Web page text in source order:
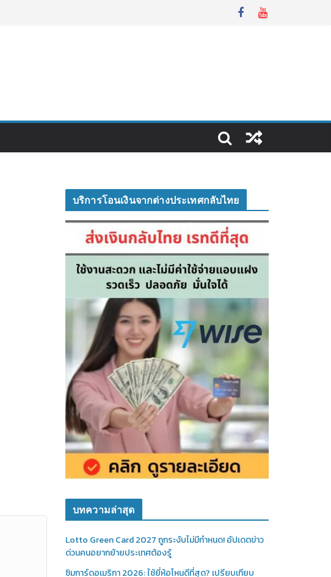
บริการโอนเงินจากต่างประเทศกลับไทย
บทความล่าสุด
Lotto Green Card 2027 ถูกระงับไม่มีกำหนด! อัปเดตข่าว
ด่วนคนอยากย้ายประเทศต้องรู้
ซิมการ์ดอเมริกา 2026: ใช้ยี่ห้อไหนดีที่สุด? เปรียบเทียบ